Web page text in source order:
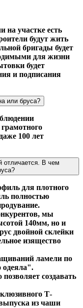
на участке есть
будут жить
бригады будет
для жизни
будет
и подписания
или бруса?
100 лет
отличается. В чем
для плотного
полностью
мы
140мм, но и
двойной склейки
изящество
ламели по
одеяла".
создавать
Т-
выпуска из чаши